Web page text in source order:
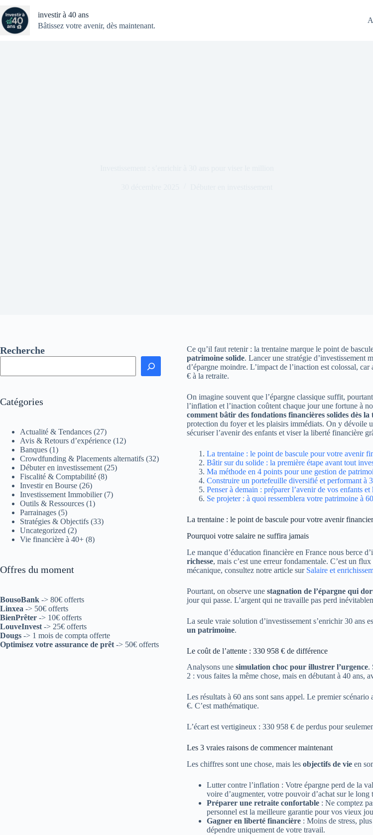
au
contenu
investir à 40 ans
Bâtissez votre avenir, dès maintenant.
Ce qu’il faut retenir : la trentaine marque le point de
patrimoine solide. Lancer une stratégie d’investissement
d’épargne moindre. L’impact de l’inaction est colossal,
€ à la retraite.
On imagine souvent que l’épargne classique suffit,
l’inflation et l’inaction coûtent chaque jour une fortune à
comment bâtir des fondations financières solides dès la
protection du foyer et les plaisirs immédiats. On y dévoile
sécuriser l’avenir des enfants et viser la liberté financière
La trentaine : le point de bascule pour votre avenir
Bâtir sur du solide : la première étape avant tout
Ma méthode en 4 points pour une gestion de
Construire un portefeuille diversifié et performant à
Penser à demain : préparer l’avenir de vos enfants et
Se projeter : à quoi ressemblera votre patrimoine à
La trentaine : le point de bascule pour votre avenir financier
Pourquoi votre salaire ne suffira jamais
Le manque d’éducation financière en France nous berce
richesse, mais c’est une erreur fondamentale. C’est un
mécanique, consultez notre article sur Salaire et
Pourtant, on observe une stagnation de l’épargne qui
jour qui passe. L’argent qui ne travaille pas perd
La seule vraie solution d’investissement s’enrichir 30 ans
un patrimoine.
Le coût de l’attente : 330 958 € de différence
Analysons une simulation choc pour illustrer l’urgence.
2 : vous faites la même chose, mais en débutant à 40 ans,
Les résultats à 60 ans sont sans appel. Le premier scénario
€. C’est mathématique.
L’écart est vertigineux : 330 958 € de perdus pour
Les 3 vraies raisons de commencer maintenant
Les chiffres sont une chose, mais les objectifs de vieen
Lutter contre l’inflation : Votre épargne perd de la
voire d’augmenter, votre pouvoir d’achat sur le long
Préparer une retraite confortable: Ne comptez
personnel est la meilleure garantie pour vos vieux
Gagner en liberté financière: Moins de stress,
dépendre uniquement de votre travail.
Recherche
Catégories
Actualité & Tendances (27)
Avis & Retours d’expérience (12)
Banques (1)
Crowdfunding & Placements alternatifs (32)
Débuter en investissement (25)
Fiscalité & Comptabilité (8)
Investir en Bourse (26)
Investissement Immobilier(7)
Outils & Ressources (1)
Parrainages (5)
Stratégies & Objectifs (33)
Uncategorized (2)
Vie financière à 40+ (8)
Offres du moment
BousoBank -> 80€ offerts
Linxea -> 50€ offerts
BienPrêter -> 10€ offerts
LouveInvest -> 25€ offerts
Dougs -> 1 mois de compta offerte
Optimisez votre assurance de prêt -> 50€ offerts